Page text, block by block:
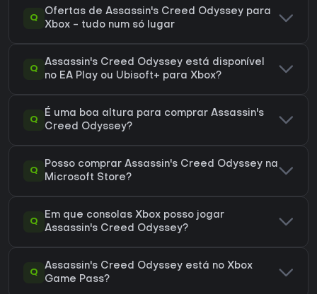
Q
Ofertas de Assassin's Creed Odyssey para
Xbox - tudo num só lugar
Q
Assassin's Creed Odyssey está disponível
no EA Play ou Ubisoft+ para Xbox?
Q
É uma boa altura para comprar Assassin's
Creed Odyssey?
Q
Posso comprar Assassin's Creed Odyssey na
Microsoft Store?
Q
Em que consolas Xbox posso jogar
Assassin's Creed Odyssey?
Q
Assassin's Creed Odyssey está no Xbox
Game Pass?